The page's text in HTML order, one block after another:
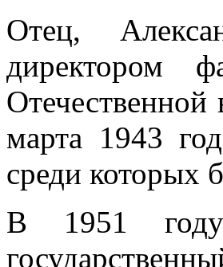
Отец,
директором
марта 1943
среди которых
В 1951